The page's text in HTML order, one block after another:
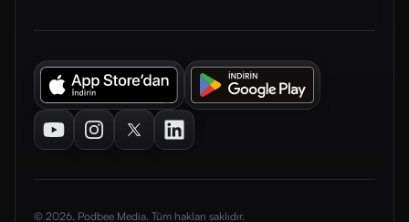
YoutubeInstagramTwitterLinkedIn
© 2026. Podbee Media. Tüm hakları saklıdır.